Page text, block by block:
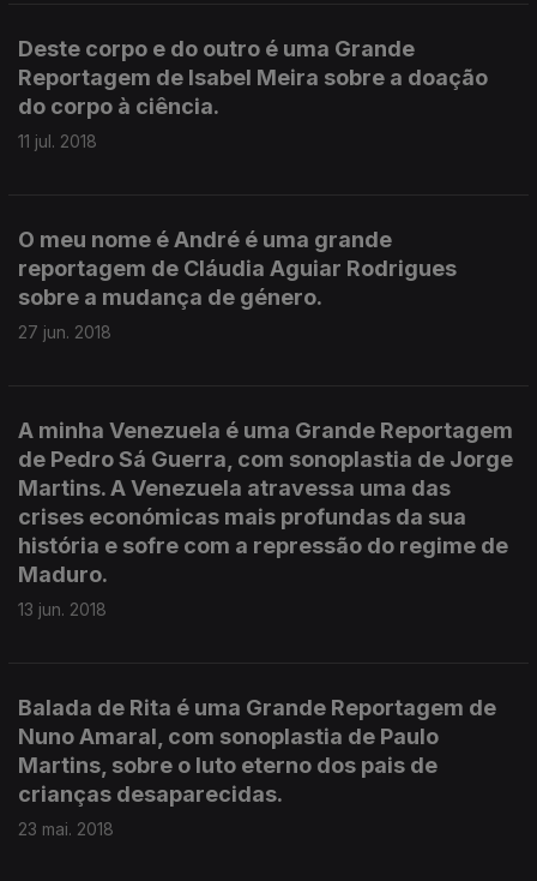
Deste corpo e do outro é uma Grande
Reportagem de Isabel Meira sobre a doação
do corpo à ciência.
11 jul. 2018
O meu nome é André é uma grande
reportagem de Cláudia Aguiar Rodrigues
sobre a mudança de género.
27 jun. 2018
A minha Venezuela é uma Grande Reportagem
de Pedro Sá Guerra, com sonoplastia de Jorge
Martins. A Venezuela atravessa uma das
crises económicas mais profundas da sua
história e sofre com a repressão do regime de
Maduro.
13 jun. 2018
Balada de Rita é uma Grande Reportagem de
Nuno Amaral, com sonoplastia de Paulo
Martins, sobre o luto eterno dos pais de
crianças desaparecidas.
23 mai. 2018